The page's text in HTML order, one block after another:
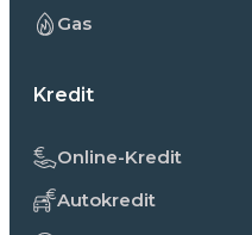
Gas
Kredit
Online-Kredit
Autokredit